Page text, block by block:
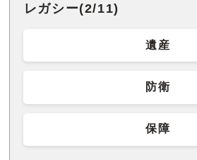
レガシー(2/11)
遺産
防衛
保障